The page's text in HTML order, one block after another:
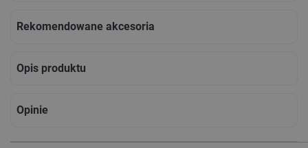
Rekomendowane akcesoria
Opis produktu
Opinie